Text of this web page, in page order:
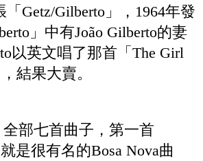
「Getz/Gilberto」，1964年發
」中有João Gilberto的妻
以英文唱了那首「The Girl
結果大賣。
全部七首曲子，第一首
就是很有名的Bosa Nova曲